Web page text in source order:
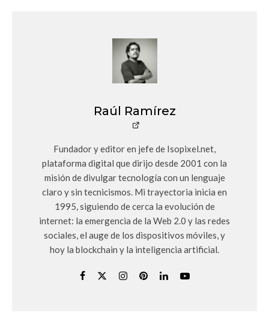
Raúl Ramírez
Fundador y editor en jefe de Isopixel.net,
plataforma digital que dirijo desde 2001 con la
misión de divulgar tecnología con un lenguaje
claro y sin tecnicismos. Mi trayectoria inicia en
1995, siguiendo de cerca la evolución de
internet: la emergencia de la Web 2.0 y las redes
sociales, el auge de los dispositivos móviles, y
hoy la blockchain y la inteligencia artificial.